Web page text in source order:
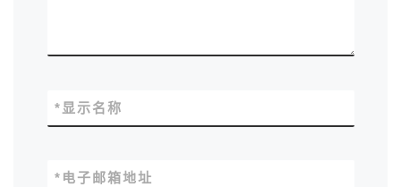
显示名称
*
电子邮箱地址
*